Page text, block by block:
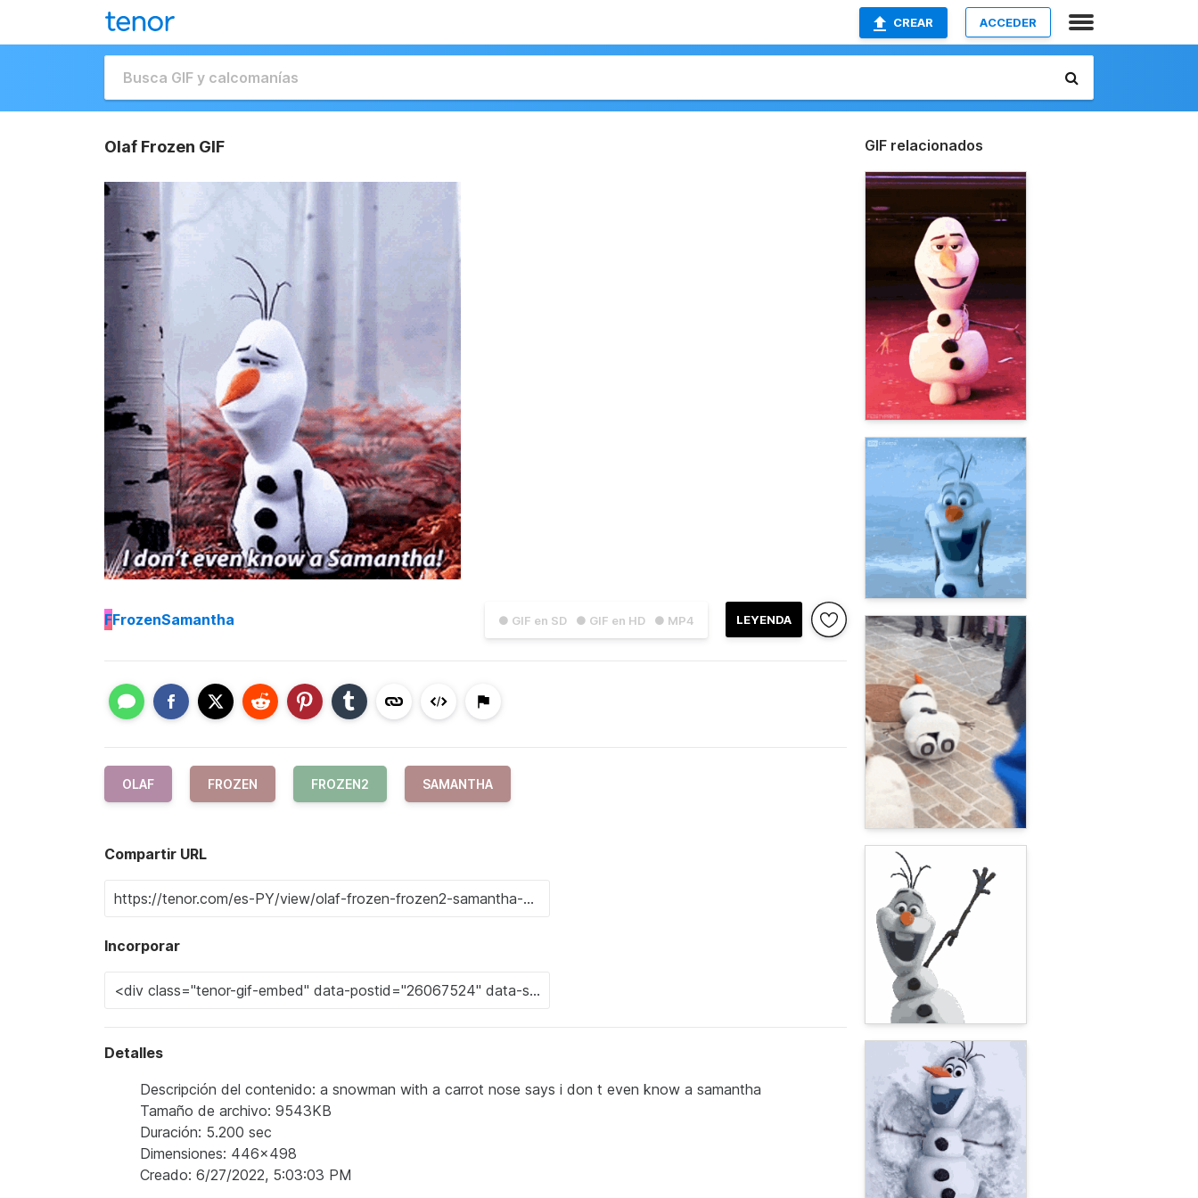
CREAR ACCEDER
Olaf Frozen GIF
● GIF en SD ● GIF en HD ● MP4 LEYENDA
FFrozenSamantha
OLAF FROZEN FROZEN2 SAMANTHA
Compartir URL
Incorporar
Detalles
Descripción del contenido: a snowman with a carrot nose says i don t even know a samantha
Tamaño de archivo: 9543KB
Duración: 5.200 sec
Dimensiones: 446x498
Creado: 6/27/2022, 5:03:03 PM
GIF relacionados